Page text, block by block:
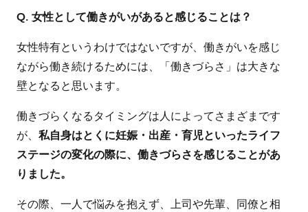
Q. 女性として働きがいがあると感じることは？
女性特有というわけではないですが、働きがいを感じ
ながら働き続けるためには、「働きづらさ」は大きな
壁となると思います。
働きづらくなるタイミングは人によってさまざまです
が、私自身はとくに妊娠・出産・育児といったライフ
ステージの変化の際に、働きづらさを感じることがあ
りました。
その際、一人で悩みを抱えず、上司や先輩、同僚と相